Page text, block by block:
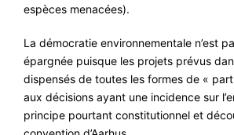
espèces menacées).
La démocratie environnementale n’est
épargnée puisque les projets prévus
dispensés de toutes les formes de «
aux décisions ayant une incidence sur
principe pourtant constitutionnel et